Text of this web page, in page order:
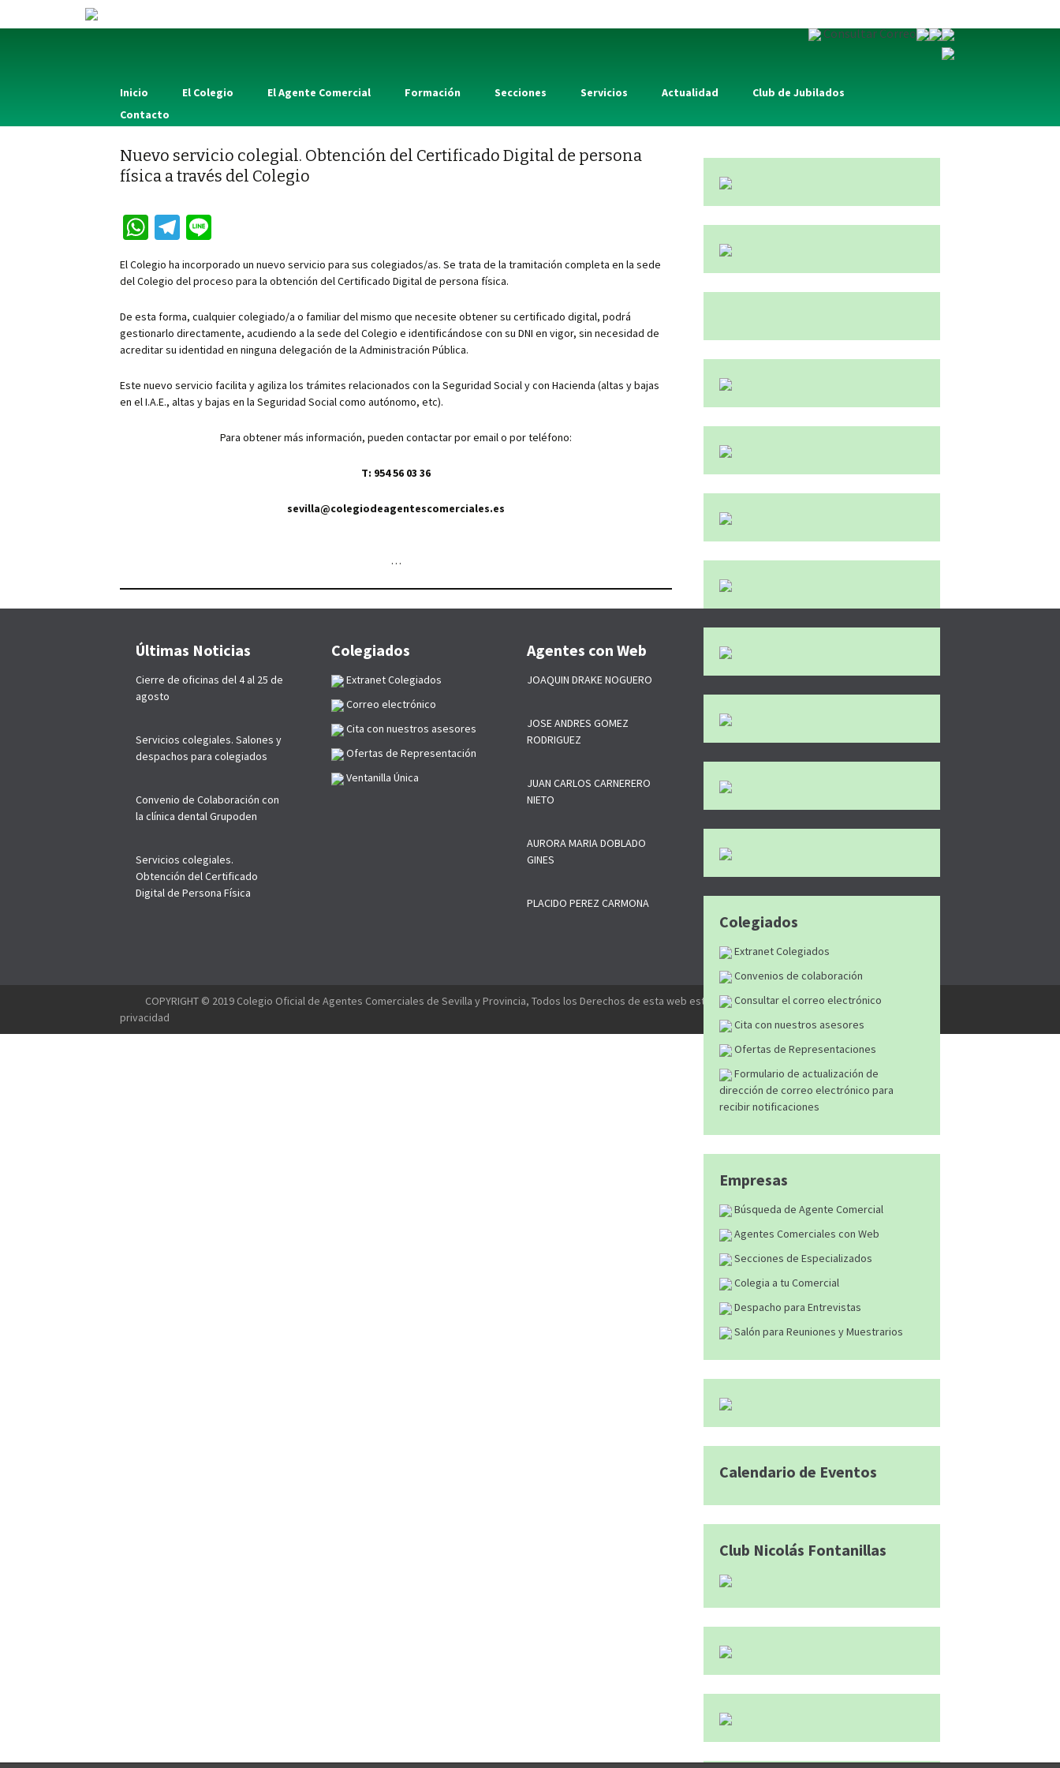
Consultar Correo
Inicio El Colegio El Agente Comercial Formación Secciones Servicios Actualidad
Club de Jubilados
Contacto
Nuevo servicio colegial. Obtención del Certificado Digital de persona
física a través del Colegio
W
h
at
p
p
Te
le
gr
m
e
El Colegio ha incorporado un nuevo servicio para sus colegiados/as. Se trata de la tramitación completa en la sede
del Colegio del proceso para la obtención del Certificado Digital de persona física.
De esta forma, cualquier colegiado/a o familiar del mismo que necesite obtener su certificado digital, podrá
gestionarlo directamente, acudiendo a la sede del Colegio e identificándose con su DNI en vigor, sin necesidad de
acreditar su identidad en ninguna delegación de la Administración Pública.
Este nuevo servicio facilita y agiliza los trámites relacionados con la Seguridad Social y con Hacienda (altas y bajas
en el I.A.E., altas y bajas en la Seguridad Social como autónomo, etc).
Para obtener más información, pueden contactar por email o por teléfono:
T: 954 56 03 36
sevilla@colegiodeagentescomerciales.es
…
Colegiados
Extranet Colegiados
Convenios de colaboración
Consultar el correo electrónico
Cita con nuestros asesores
Ofertas de Representaciones
Formulario de actualización de
dirección de correo electrónico para
recibir notificaciones
Empresas
Búsqueda de Agente Comercial
Agentes Comerciales con Web
Secciones de Especializados
Colegia a tu Comercial
Despacho para Entrevistas
Salón para Reuniones y Muestrarios
Calendario de Eventos
Club Nicolás Fontanillas
Últimas Noticias
Cierre de oficinas del 4 al 25 de
agosto
Servicios colegiales. Salones y
despachos para colegiados
Convenio de Colaboración con
la clínica dental Grupoden
Servicios colegiales.
Obtención del Certificado
Digital de Persona Física
Colegiados
Extranet Colegiados
Correo electrónico
Cita con nuestros asesores
Ofertas de Representación
Ventanilla Única
Agentes con Web
JOAQUIN DRAKE NOGUERO
JOSE ANDRES GOMEZ
RODRIGUEZ
JUAN CARLOS CARNERERO
NIETO
AURORA MARIA DOBLADO
GINES
PLACIDO PEREZ CARMONA
COPYRIGHT © 2019 Colegio Oficial de Agentes Comerciales de Sevilla y Provincia, Todos los Derechos de esta web están reservados|Aviso Legal|Política de
privacidad